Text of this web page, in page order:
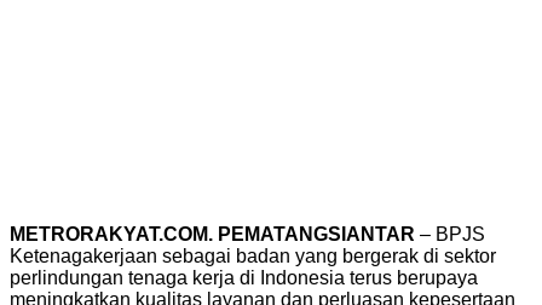
METRORAKYAT.COM. PEMATANGSIANTAR – BPJS
Ketenagakerjaan sebagai badan yang bergerak di sektor
perlindungan tenaga kerja di Indonesia terus berupaya
meningkatkan kualitas layanan dan perluasan kepesertaan